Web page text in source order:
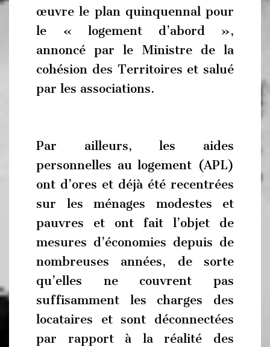
œuvre le plan quinquennal pour
le « logement d’abord »,
annoncé par le Ministre de la
cohésion des Territoires et salué
par les associations.
Par ailleurs, les aides
personnelles au logement (APL)
ont d’ores et déjà été recentrées
sur les ménages modestes et
pauvres et ont fait l’objet de
mesures d’économies depuis de
nombreuses années, de sorte
qu’elles ne couvrent pas
suffisamment les charges des
locataires et sont déconnectées
par rapport à la réalité des